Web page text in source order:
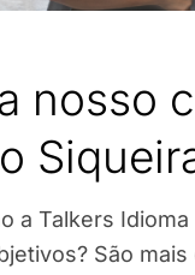
nosso
a Talkers
São